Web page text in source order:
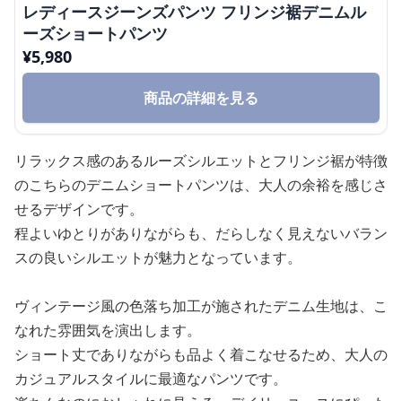
レディースジーンズパンツ フリンジ裾デニムル
ーズショートパンツ
¥5,980
商品の詳細を見る
リラックス感のあるルーズシルエットとフリンジ裾が特徴
のこちらのデニムショートパンツは、大人の余裕を感じさ
せるデザインです。
程よいゆとりがありながらも、だらしなく見えないバラン
スの良いシルエットが魅力となっています。
ヴィンテージ風の色落ち加工が施されたデニム生地は、こ
なれた雰囲気を演出します。
ショート丈でありながらも品よく着こなせるため、大人の
カジュアルスタイルに最適なパンツです。